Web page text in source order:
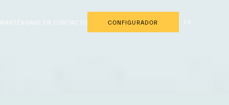
EN CONTACTO CONFIGURADOR ES